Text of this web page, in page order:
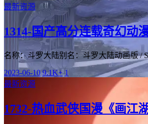
最新资源
1314-国产高分连载奇幻动
名称：斗罗大陆别名：斗罗大陆动画版 /
2023-06-10 9.1K+ 1
最新资源
1732-热血武侠国漫《画江